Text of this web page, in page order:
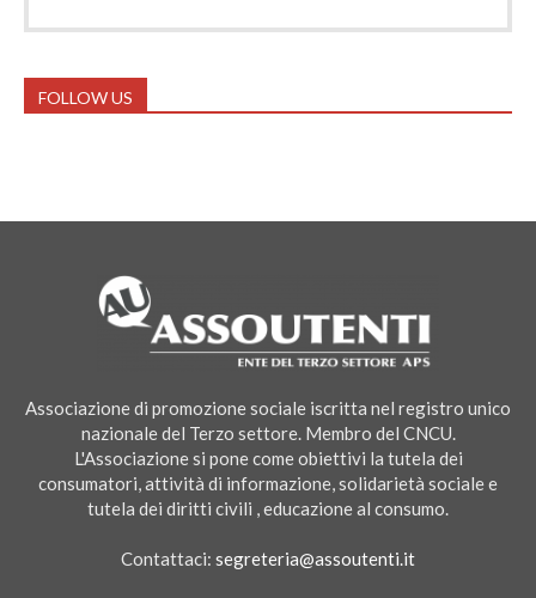
FOLLOW US
Associazione di promozione sociale iscritta nel registro unico
nazionale del Terzo settore. Membro del CNCU.
L'Associazione si pone come obiettivi la tutela dei
consumatori, attività di informazione, solidarietà sociale e
tutela dei diritti civili , educazione al consumo.
Contattaci: segreteria@assoutenti.it